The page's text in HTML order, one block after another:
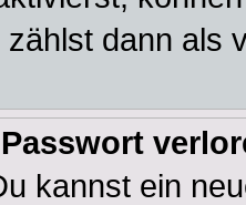
dann als
kannst ein